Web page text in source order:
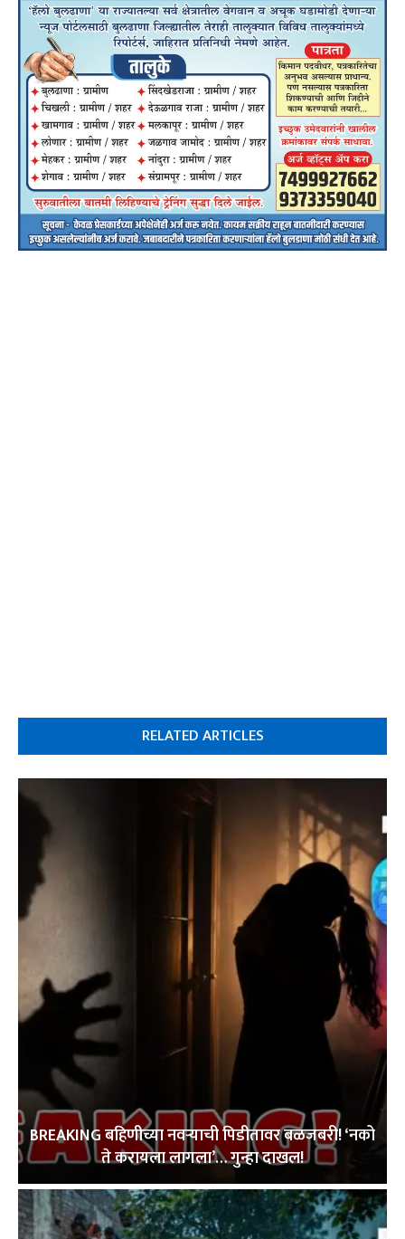
RELATED ARTICLES
BREAKING बहिणीच्या नवऱ्याची पिडीतावर बळजबरी! ‘नको
ते करायला लागला’… गुन्हा दाखल!